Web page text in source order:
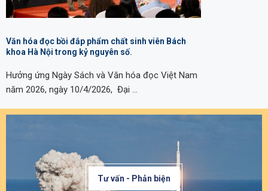
Văn hóa đọc bồi đắp phẩm chất sinh viên Bách
khoa Hà Nội trong kỷ nguyên số.
Hưởng ứng Ngày Sách và Văn hóa đọc Việt Nam
năm 2026, ngày 10/4/2026, Đại …
Tư vấn - Phản biện